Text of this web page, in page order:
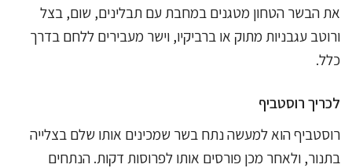
את הבשר הטחון מטגנים במחבת עם תבלינים, שום, בצל
ורוטב עגבניות מתוק או ברביקיו, וישר מעבירים ללחם בדרך
כלל.
לכריך רוסטביף
רוסטביף הוא למעשה נתח בשר שמכינים אותו שלם בצלייה
בתנור, ולאחר מכן פורסים אותו לפרוסות דקות. הנתחים